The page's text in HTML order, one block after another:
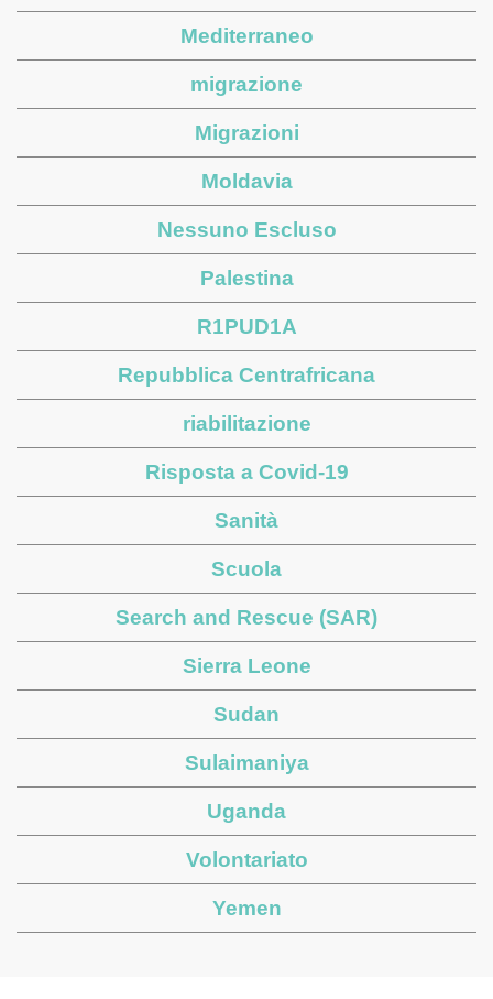
Mediterraneo
migrazione
Migrazioni
Moldavia
Nessuno Escluso
Palestina
R1PUD1A
Repubblica Centrafricana
riabilitazione
Risposta a Covid-19
Sanità
Scuola
Search and Rescue (SAR)
Sierra Leone
Sudan
Sulaimaniya
Uganda
Volontariato
Yemen